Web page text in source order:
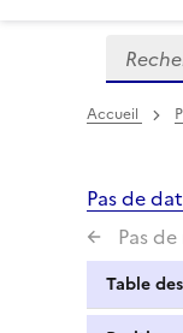
Formulaire
de
recherche
Accueil
Pas de
Pas
Table